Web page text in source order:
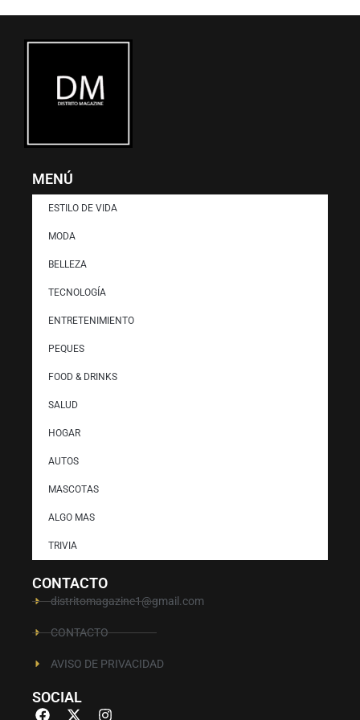
MENÚ
ESTILO DE VIDA
MODA
BELLEZA
TECNOLOGÍA
ENTRETENIMIENTO
PEQUES
FOOD & DRINKS
SALUD
HOGAR
AUTOS
MASCOTAS
ALGO MAS
TRIVIA
CONTACTO
distritomagazine1@gmail.com
CONTACTO
AVISO DE PRIVACIDAD
SOCIAL